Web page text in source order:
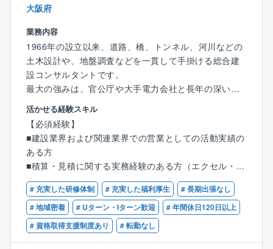
億円を計上しており、収益性の高い経営を実現してお
大阪府
業務内容
1966年の設立以来、道路、橋、トンネル、河川などの
土木設計や、地盤調査などを一貫して手掛ける総合建
設コンサルタントです。
最大の強みは、官公庁や大手電力会社と長年の深い信
頼関係を築いていること。その結果、創業から一度も
赤字を出したことがない「完全黒字経営」を続けてい
ます。景気の波に左右されない盤石な経営基盤がある
ため、社員が将来の不安なく、安心して長く働ける環
境が整っています。
【建設系コンサルタント分野（地盤調査・土木設計な
ど）における、官公庁や電力会社向けへの提案営業】
をご担当いただきます。
■具体的な仕事内容
活かせる経験スキル
【必須経験】
■建設業界および関連業界での営業としての活動実績の
ある方
■積算・見積に関する実務経験のある方（エクセル・ワ
ード使用必須）
■普通自動車運転免許証をお持ちの方
【歓迎するスキル・経験】
建設コンサルタント業界での営業としての活動実績の
# 充実した研修体制 # 充実した福利厚生
# 長期出張なし
# 地域密着
# Uターン・Iターン歓迎
# 年間休日120日以上
# 資格取得支援制度あり
# 転勤なし